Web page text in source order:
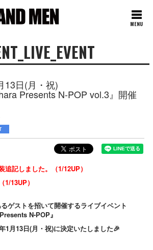
MENU
13日(月・祝)
Presents N-POP vol.3』開催
記しました。（1/12UP）
13UP）
ゲストを招いて開催するライブイベント
N-POP』
1月13日(月・祝)に決定いたしました🎉